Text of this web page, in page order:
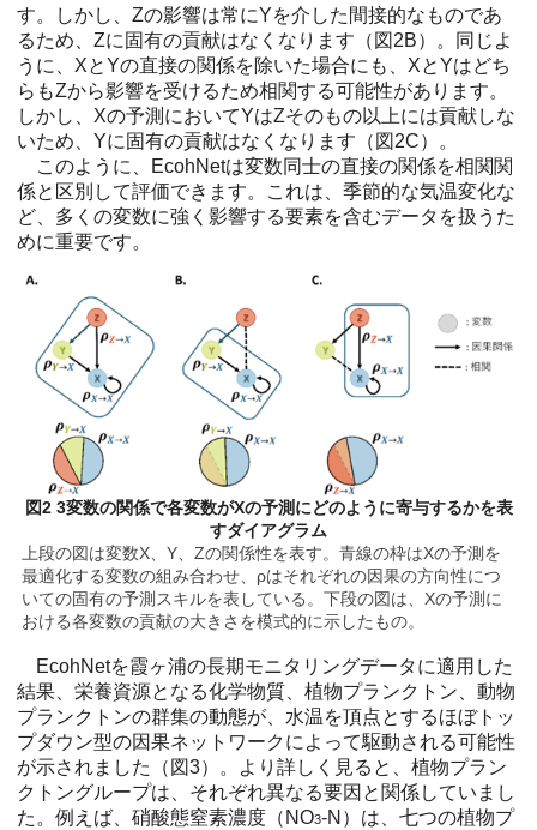
す。しかし、Zの影響は常にYを介した間接的なものであ
るため、Zに固有の貢献はなくなります（図2B）。同じよ
うに、XとYの直接の関係を除いた場合にも、XとYはどち
らもZから影響を受けるため相関する可能性があります。
しかし、Xの予測においてYはZそのもの以上には貢献しな
いため、Yに固有の貢献はなくなります（図2C）。
このように、EcohNetは変数同士の直接の関係を相関関
係と区別して評価できます。これは、季節的な気温変化な
ど、多くの変数に強く影響する要素を含むデータを扱うた
めに重要です。
図2 3変数の関係で各変数がXの予測にどのように寄与するかを表
すダイアグラム
上段の図は変数X、Y、Zの関係性を表す。青線の枠はXの予測を
最適化する変数の組み合わせ、ρはそれぞれの因果の方向性につ
いての固有の予測スキルを表している。下段の図は、Xの予測に
おける各変数の貢献の大きさを模式的に示したもの。
EcohNetを霞ヶ浦の長期モニタリングデータに適用した
結果、栄養資源となる化学物質、植物プランクトン、動物
プランクトンの群集の動態が、水温を頂点とするほぼトッ
プダウン型の因果ネットワークによって駆動される可能性
が示されました（図3）。より詳しく見ると、植物プラン
クトングループは、それぞれ異なる要因と関係していまし
た。例えば、硝酸態窒素濃度（NO3-N）は、七つの植物プ